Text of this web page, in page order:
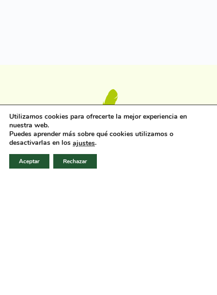
Utilizamos cookies para ofrecerte la mejor experiencia en
nuestra web.
Puedes aprender más sobre qué cookies utilizamos o
desactivarlas en los ajustes.
Aceptar Rechazar